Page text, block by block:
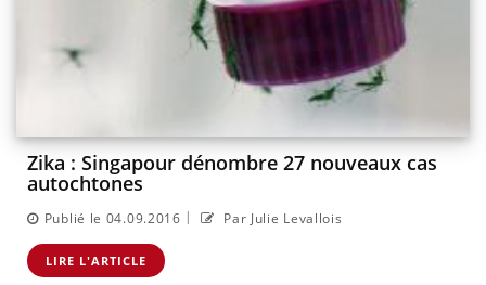
Zika : Singapour dénombre 27 nouveaux cas
autochtones
Publié le 04.09.2016 | Par Julie Levallois
LIRE L'ARTICLE